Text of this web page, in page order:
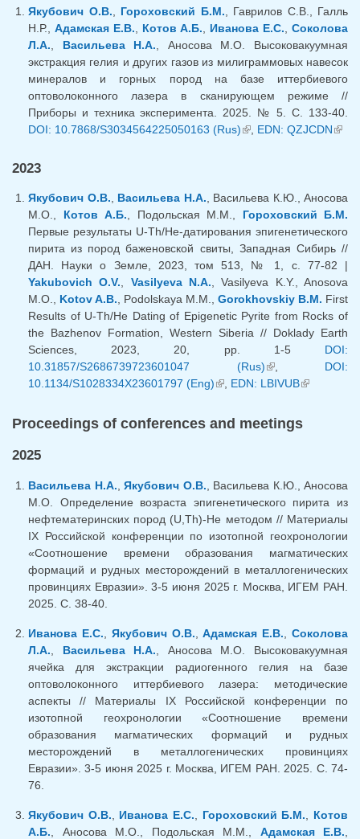
Якубович О.В. Гороховский Б.М. , Гаврилов С.В., Галль
Н.Р., Адамская Е.В. Котов А.Б. Иванова Е.С. ,Соколова
Л.А.
Васильева Н.А. , Аносова М.О. Высоковакуумная
экстракция гелия и других газов из милиграммовых навесок
минералов и горных пород на базе иттербиевого
оптоволоконного лазера в сканирующем режиме //
Приборы и техника эксперимента. 2025. № 5. С. 133-40.
DOI: 10.7868/S3034564225050163 (Rus)(link is external)
EDN: QZJCDN
2023
Якубович О.В., Васильева Н.А., Васильева К.Ю., Аносова
М.О., Котов А.Б., Подольская М.М., Гороховский Б.М.
Первые результаты U-Th/He-датирования эпигенетического
пирита из пород баженовской свиты, Западная Сибирь //
ДАН. Науки о Земле, 2023, том 513, № 1, с. 77-82 |
Yakubovich O.V., Vasilyeva N.A., Vasilyeva K.Y., Anosova
M.O., Kotov A.B., Podolskaya M.M., Gorokhovskiy B.M. First
Results of U-Th/He Dating of Epigenetic Pyrite from Rocks of
the Bazhenov Formation, Western Siberia // Doklady Earth
Sciences, 2023, 20, pp. 1-5 DOI:
10.31857/S2686739723601047 (Rus)(link is external)
, DOI:
10.1134/S1028334X23601797 (Eng)(link is external)
, EDN: LBIVUB(link is
Proceedings of conferences and meetings
2025
Васильева Н.А. Якубович О.В. , Васильева К.Ю., Аносова
М.О. Определение возраста эпигенетического пирита из
нефтематеринских пород (U,Th)-He методом // Материалы
IX Российской конференции по изотопной геохронологии
«Соотношение времени образования магматических
формаций и рудных месторождений в металлогенических
провинциях Евразии». 3-5 июня 2025 г. Москва, ИГЕМ РАН.
2025. С. 38-40.
Иванова Е.С. Якубович О.В. ,Адамская Е.В. ,Соколова
Л.А.
Васильева Н.А. , Аносова М.О. Высоковакуумная
ячейка для экстракции радиогенного гелия на базе
оптоволоконного иттербиевого лазера: методические
аспекты // Материалы IX Российской конференции по
изотопной геохронологии «Соотношение времени
образования магматических формаций и рудных
месторождений в металлогенических провинциях
Евразии». 3-5 июня 2025 г. Москва, ИГЕМ РАН. 2025. С. 74-
76.
Якубович О.В. Иванова Е.С. Гороховский Б.М.
Котов
А.Б. , Аносова М.О., Подольская М.М., Адамская Е.В.